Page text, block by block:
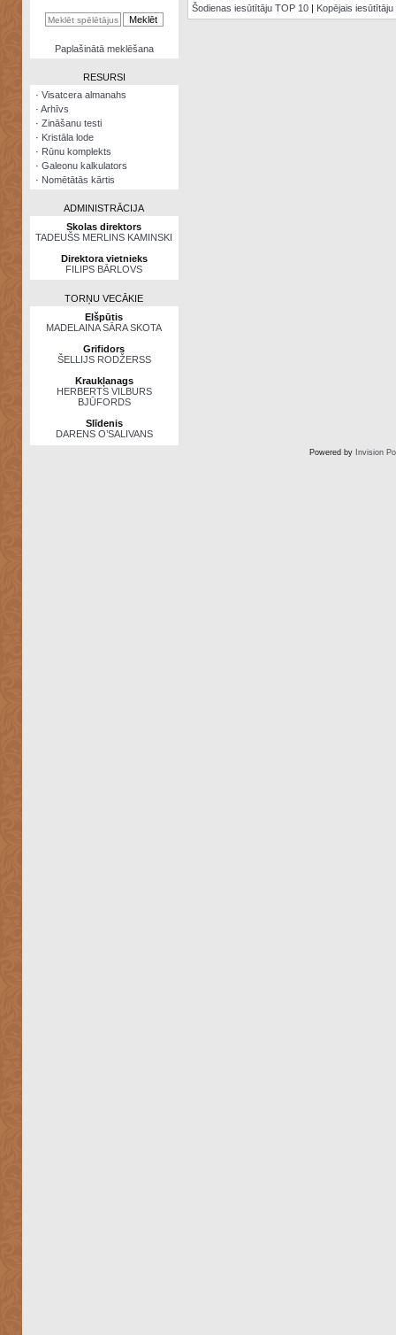
kalkulators
NomētātāsPaplašinātā meklēšana
RESURSI
· Visatcera almanahs
· Arhīvs
· Zināšanu testi
· Kristāla lode
· Rūnu komplekts
· Galeonu kalkulators
· Nomētātās kārtis
ADMINISTRĀCIJA
Skolas direktors
TADEUŠS MERLINS KAMINSKI
Direktora vietnieks
FILIPS BĀRLOVS
TORŅU VECĀKIE
Elšpūtis
MADELAINA SĀRA SKOTA
Grifidors
ŠELLIJS RODŽERSS
Kraukļanags
HERBERTS VILBURS
BJŪFORDS
Slīdenis
DARENS O’SALIVANS
Šodienas iesūtītāju TOP 10| Kopējais iesūtītāju
Powered by Invision